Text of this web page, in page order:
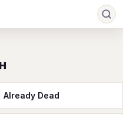
Ч Ш Э Ю
D E F G
Already Dead